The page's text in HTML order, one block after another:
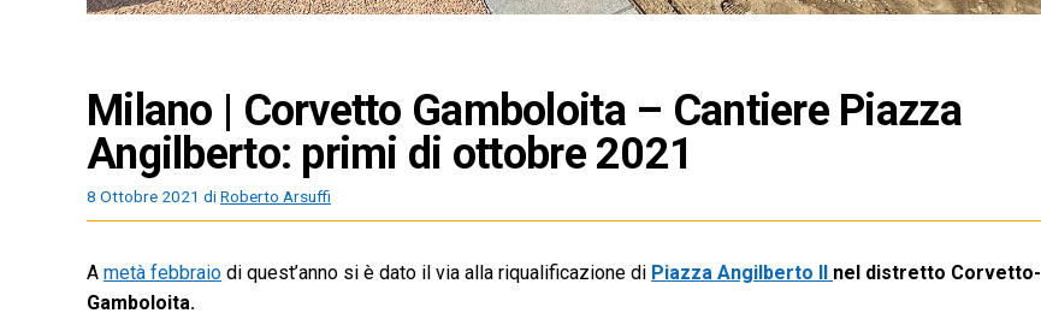
Milano | Corvetto Gamboloita – Cantiere Piazza
Angilberto: primi di ottobre 2021
8 Ottobre 2021 diRoberto Arsuffi
A metà febbraio di quest’anno si è dato il via alla riqualificazione di Piazza Angilberto II nel distretto Corvetto-
Gamboloita.